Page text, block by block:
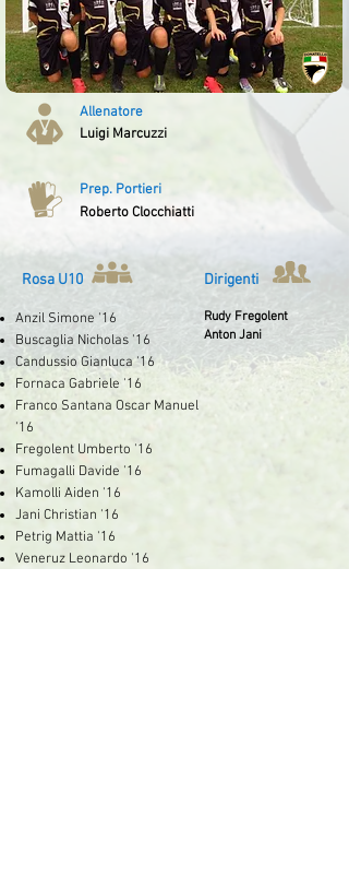
Allenatore
Luigi Marcuzzi
Prep. Portieri
Roberto Clocchiatti
Rosa U10 Dirigenti
Rudy Fregolent
Anton Jani
Anzil Simone '16
Buscaglia Nicholas '16
Candussio Gianluca '16
Fornaca Gabriele '16
Franco Santana Oscar Manuel
'16
Fregolent Umberto '16
Fumagalli Davide '16
Kamolli Aiden '16
Jani Christian '16
Petrig Mattia '16
Veneruz Leonardo '16